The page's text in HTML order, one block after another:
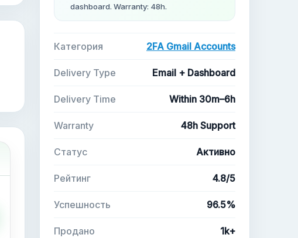
dashboard. Warranty: 48h.
Категория 2FA Gmail Accounts
Delivery Type Email + Dashboard
Delivery Time Within 30m–6h
Warranty 48h Support
Статус Активно
Рейтинг 4.8/5
Успешность 96.5%
Продано 1k+